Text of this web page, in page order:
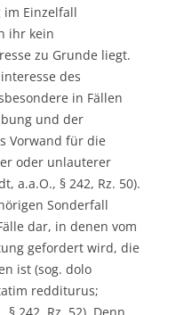
im Einzelfall
ihr kein
zu Grunde liegt.
des
in Fällen
und der
Vorwand für die
oder unlauterer
a.a.O., § 242, Rz. 50).
Sonderfall
dar, in denen vom
gefordert wird, die
ist (sog. dolo
redditurus;
242, Rz. 52). Denn